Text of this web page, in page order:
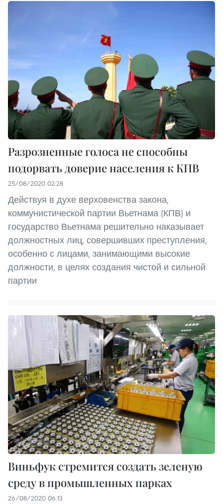
Разрозненные голоса не способны
подорвать доверие населения к КПВ
25/08/2020 02:28
Действуя в духе верховенства закона,
коммунистической партии Вьетнама (КПВ) и
государство Вьетнама решительно наказывает
должностных лиц, совершивших преступления,
особенно с лицами, занимающими высокие
должности, в целях создания чистой и сильной
партии
Виньфук стремится создать зеленую
среду в промышленных парках
26/08/2020 06:13